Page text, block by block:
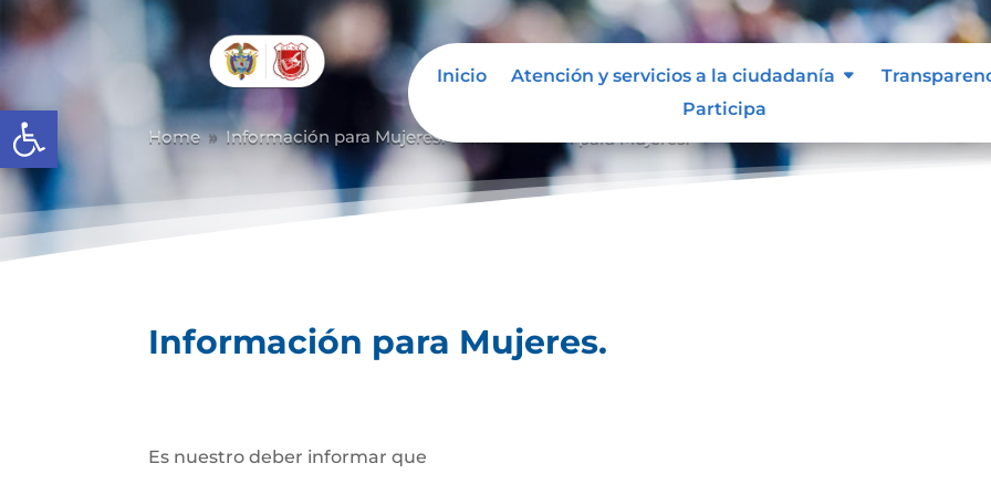
Abrir barra de herramientas
Inicio Atención y servicios a la ciudadanía
Participa
Home 9 Información para Mujeres. 9
Información para Mujeres.
Es nuestro deber informar que